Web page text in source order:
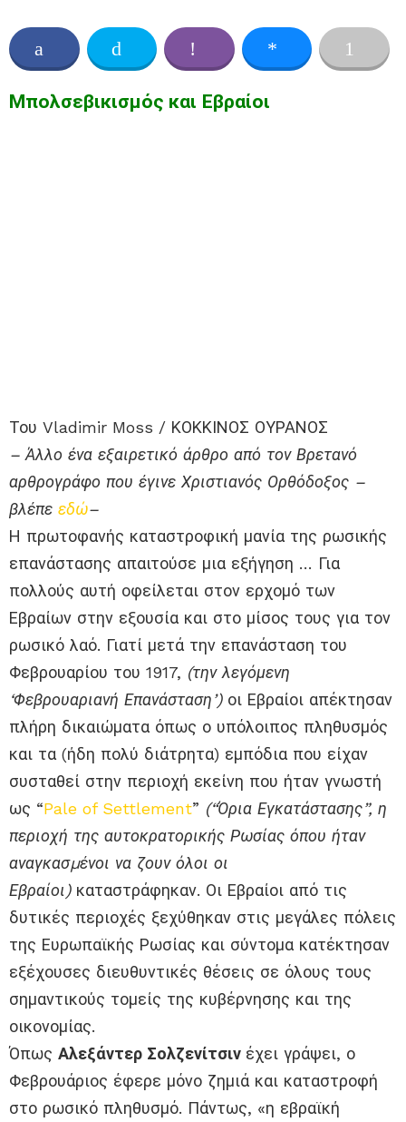
Μπολσεβικισμός και Εβραίοι
Του Vladimir Moss / ΚΟΚΚΙΝΟΣ ΟΥΡΑΝΟΣ
– Άλλο ένα εξαιρετικό άρθρο από τον Βρετανό
αρθρογράφο που έγινε Χριστιανός Ορθόδοξος –
βλέπε εδώ–
Η πρωτοφανής καταστροφική μανία της ρωσικής
επανάστασης απαιτούσε μια εξήγηση … Για
πολλούς αυτή οφείλεται στον ερχομό των
Εβραίων στην εξουσία και στο μίσος τους για τον
ρωσικό λαό. Γιατί μετά την επανάσταση του
Φεβρουαρίου του 1917, (την λεγόμενη
‘Φεβρουαριανή Επανάσταση’)οι Εβραίοι απέκτησαν
πλήρη δικαιώματα όπως ο υπόλοιπος πληθυσμός
και τα (ήδη πολύ διάτρητα) εμπόδια που είχαν
συσταθεί στην περιοχή εκείνη που ήταν γνωστή
ως “Pale of Settlement” (“Όρια Εγκατάστασης”, η
περιοχή της αυτοκρατορικής Ρωσίας όπου ήταν
αναγκασµένοι να ζουν όλοι οι
Εβραίοι)καταστράφηκαν. Οι Εβραίοι από τις
δυτικές περιοχές ξεχύθηκαν στις μεγάλες πόλεις
της Ευρωπαϊκής Ρωσίας και σύντομα κατέκτησαν
εξέχουσες διευθυντικές θέσεις σε όλους τους
σημαντικούς τομείς της κυβέρνησης και της
οικονομίας.
Όπως Αλεξάντερ Σολζενίτσιν έχει γράψει, ο
Φεβρουάριος έφερε μόνο ζημιά και καταστροφή
στο ρωσικό πληθυσμό. Πάντως, «η εβραϊκή